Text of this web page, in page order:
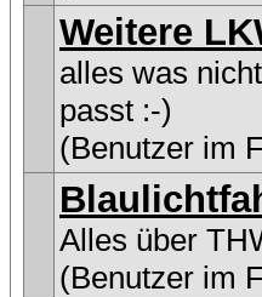
Weitere
alles was
passt :-)
(Benutzer im
Alles über
(Benutzer im